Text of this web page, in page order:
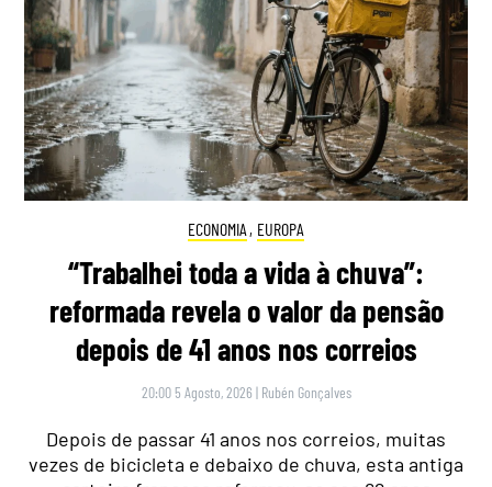
ECONOMIA , EUROPA
“Trabalhei toda a vida à chuva”:
reformada revela o valor da pensão
depois de 41 anos nos correios
20:00 5 Agosto, 2026 | Rubén Gonçalves
Depois de passar 41 anos nos correios, muitas
vezes de bicicleta e debaixo de chuva, esta antiga